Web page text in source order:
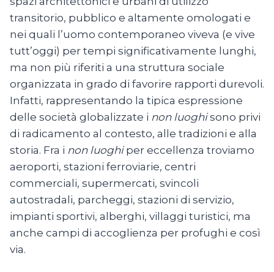
transitorio, pubblico e altamente omologati e
nei quali l’uomo contemporaneo viveva (e vive
tutt’oggi) per tempi significativamente lunghi,
ma non più riferiti a una struttura sociale
organizzata in grado di favorire rapporti durevoli.
Infatti, rappresentando la tipica espressione
delle società globalizzate i non luoghisono privi
di radicamento al contesto, alle tradizioni e alla
storia. Fra i non luoghiper eccellenza troviamo
aeroporti, stazioni ferroviarie, centri
commerciali, supermercati, svincoli
autostradali, parcheggi, stazioni di servizio,
impianti sportivi, alberghi, villaggi turistici, ma
anche campi di accoglienza per profughi e così
via.